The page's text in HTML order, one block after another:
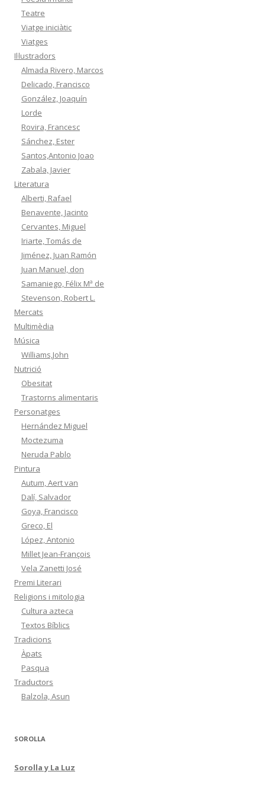
Teatre
Viatge iniciàtic
Viatges
Il·lustradors
Almada Rivero, Marcos
Delicado, Francisco
González, Joaquín
Lorde
Rovira, Francesc
Sánchez, Ester
Santos,Antonio Joao
Zabala, Javier
Literatura
Alberti, Rafael
Benavente, Jacinto
Cervantes, Miguel
Iriarte, Tomás de
Jiménez, Juan Ramón
Juan Manuel, don
Samaniego, Félix Mª de
Stevenson, Robert L.
Mercats
Multimèdia
Música
Williams,John
Nutrició
Obesitat
Trastorns alimentaris
Personatges
Hernández Miguel
Moctezuma
Neruda Pablo
Pintura
Autum, Aert van
Dalí, Salvador
Goya, Francisco
Greco, El
López, Antonio
Millet Jean-François
Vela Zanetti José
Premi Literari
Religions i mitologia
Cultura azteca
Textos Bíblics
Tradicions
Àpats
Pasqua
Traductors
Balzola, Asun
SOROLLA
Sorolla y La Luz